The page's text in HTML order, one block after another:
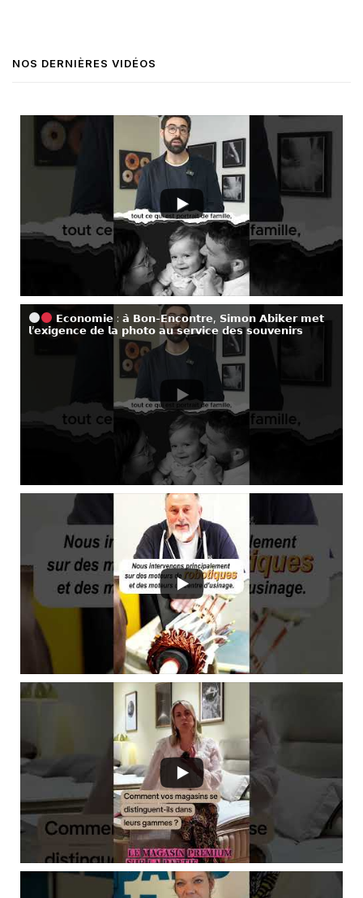
NOS DERNIÈRES VIDÉOS
𝗘𝗰𝗼𝗻𝗼𝗺𝗶𝗲 : 𝗮̀ 𝗕𝗼𝗻-𝗘𝗻𝗰𝗼𝗻𝘁𝗿𝗲, 𝗦𝗶𝗺𝗼𝗻 𝗔𝗯𝗶𝗸𝗲𝗿 𝗺𝗲𝘁
𝗹’𝗲𝘅𝗶𝗴𝗲𝗻𝗰𝗲 𝗱𝗲 𝗹𝗮 𝗽𝗵𝗼𝘁𝗼 𝗮𝘂 𝘀𝗲𝗿𝘃𝗶𝗰𝗲 𝗱𝗲𝘀 𝘀𝗼𝘂𝘃𝗲𝗻𝗶𝗿𝘀